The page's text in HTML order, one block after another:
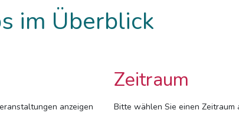
im Überblick
anzeigen
Zeitraum
Bitte wählen Sie einen Zeitraum